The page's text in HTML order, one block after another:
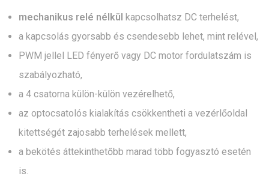
mechanikus relé nélkül kapcsolhatsz DC terhelést,
a kapcsolás gyorsabb és csendesebb lehet, mint relével,
PWM jellel LED fényerő vagy DC motor fordulatszám is
szabályozható,
a 4 csatorna külön-külön vezérelhető,
az optocsatolós kialakítás csökkentheti a vezérlőoldal
kitettségét zajosabb terhelések mellett,
a bekötés áttekinthetőbb marad több fogyasztó esetén
is.